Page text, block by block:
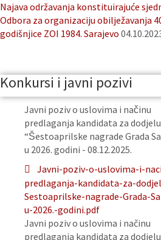
Najava održavanja konstituirajuće
Odbora za organizaciju obilježavanja
godišnjice ZOI 1984. Sarajevo
Konkursi i javni pozivi
Javni poziv o uslovima i načinu
predlaganja kandidata za dodjelu
“Šestoaprilske nagrade Grada
u 2026. godini - 08.12.2025.
Javni-poziv-o-uslovima-i-
predlaganja-kandidata-za-
Sestoaprilske-nagrade-Grada-
u-2026.-godini.pdf
Javni poziv o uslovima i načinu
predlaganja kandidata za dodjelu